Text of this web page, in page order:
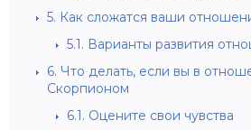
5. Как сложатся ваши
5.1. Варианты развития
6. Что делать, если вы в
Скорпионом
6.1. Оцените свои чувства